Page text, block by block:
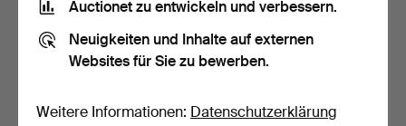
Auctionet zu entwickeln und verbessern.
Neuigkeiten und Inhalte auf externen
Websites für Sie zu bewerben.
Weitere Informationen: Datenschutzerklärung